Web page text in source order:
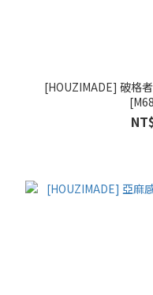
[HOUZIMADE] 破格